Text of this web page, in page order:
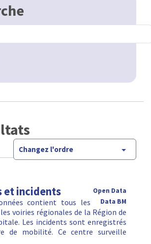
Changez l'ordre
et incidents
Open Data
Data BM
contient tous les
voiries régionales de la Région de
Les incidents sont enregistrés
de mobilité. Ce centre surveille